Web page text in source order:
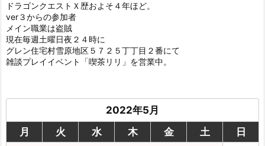
ドラゴンクエストＸ歴およそ４年ほど。
ver３からの参加者
メイン職業は盗賊
現在毎週土曜日夜２４時に
グレン住宅村雪原地区５７２５丁丁目２番にて
雑談プレイイベント「喫茶リリ」を営業中。
2022年5月
月
火 水 木 金 土
日